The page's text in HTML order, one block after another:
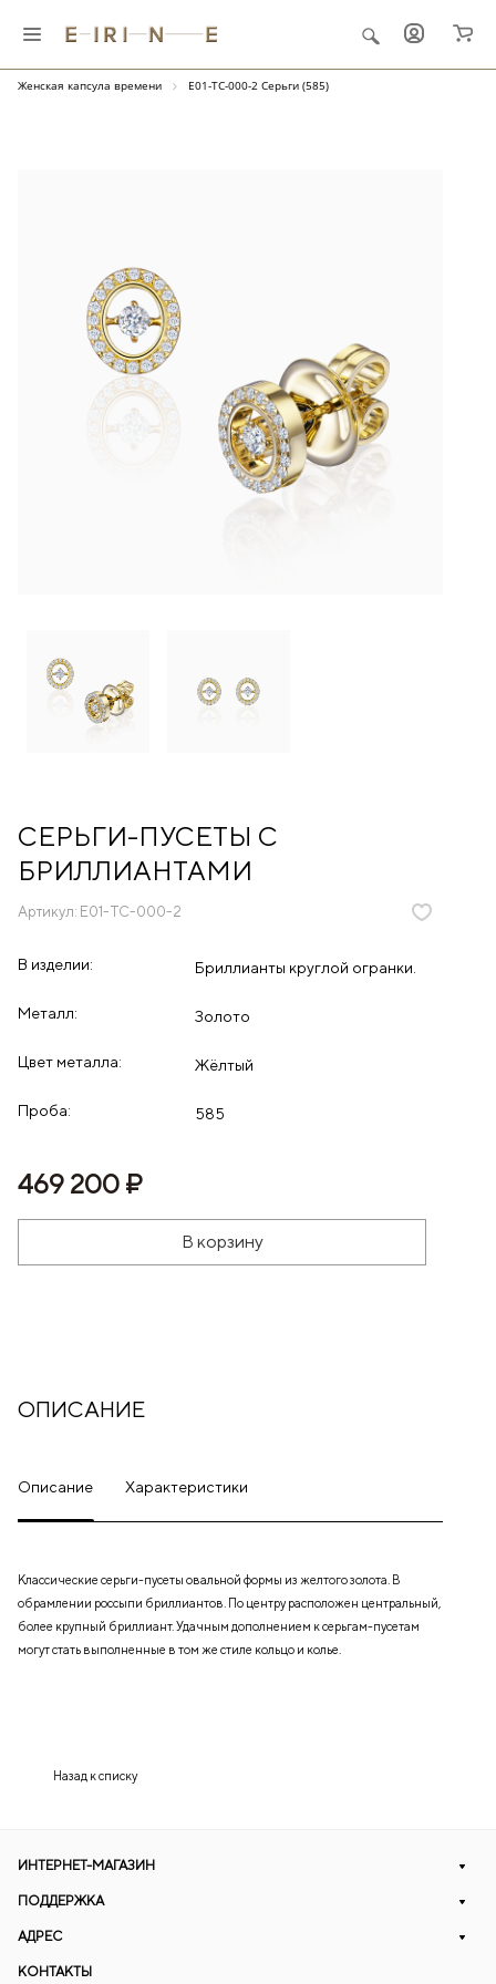
Женская капсула времени
E01-TC-000-2 Серьги (585)
СЕРЬГИ-ПУСЕТЫ С
БРИЛЛИАНТАМИ
Артикул: E01-TC-000-2
В изделии: Бриллианты круглой огранки.
Металл: Золото
Цвет металла: Жёлтый
Проба: 585
469 200 ₽
В корзину
ОПИСАНИЕ
Описание Характеристики
Классические серьги-пусеты овальной формы из желтого золота. В
обрамлении россыпи бриллиантов. По центру расположен центральный,
более крупный бриллиант. Удачным дополнением к серьгам-пусетам
могут стать выполненные в том же стиле кольцо и колье.
Назад к списку
ИНТЕРНЕТ-МАГАЗИН
ПОДДЕРЖКА
АДРЕС
КОНТАКТЫ